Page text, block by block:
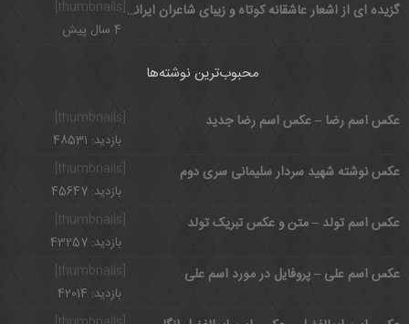
گزیده ای از اشعار عاشقانه کوتاه و زیبای شاعران ایرانی
4 سال پیش
محبوب‌ترین نوشته‌ها
عکس اسم رضا – عکس اسم رضا جدید
بازدید: 48531
[thumbnails]
عکس نوشته شهید سردار سلیمانی سری دوم
بازدید: 45647
عکس اسم تولد – متن و عکس تبریک تولد
بازدید: 43257
عکس اسم علی – پروفایل در مورد اسم علی
بازدید: 42014